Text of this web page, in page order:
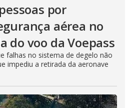
por
aérea no
do voo da Voepass
falhas no sistema de degelo não
impediu a retirada da aeronave